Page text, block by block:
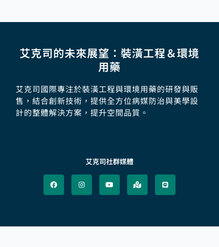
艾克司的未來展望：裝潢工程＆環境
用藥
艾克司國際專注於裝潢工程與環境用藥的研發與販
售，結合創新技術，提供全方位病媒防治與美學設
計的整體解決方案，提升空間品質。
艾克司社群媒體
a
c
e
b
n
s
t
a
m
o
u
u
a
p
-
m
e
i
n
e